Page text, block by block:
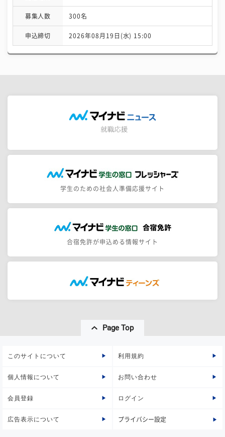
募集人数 300名
申込締切 2026年08月19日(水) 15:00
学生のための社会人準備応援サイト
合宿免許が申込める情報サイト
Page Top
このサイトについて 利用規約
個人情報について お問い合わせ
会員登録 ログイン
広告表示について プライバシー設定